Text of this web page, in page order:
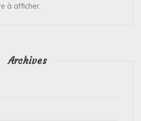
à afficher.
Archives